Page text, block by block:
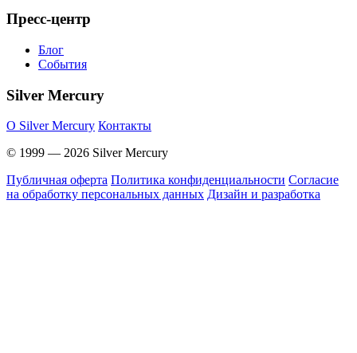
Пресс-центр
Блог
События
Silver Mercury
O Silver Mercury Контакты
© 1999 — 2026 Silver Mercury
Публичная оферта Политика конфиденциальности Согласие
на обработку персональных данных Дизайн и разработка